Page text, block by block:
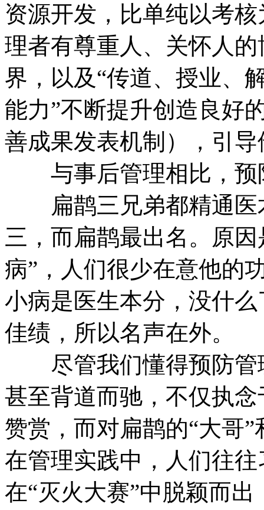
资源开发，比单纯以考
理者有尊重人、关怀人
界，以及“传道、授业、
能力”不断提升创造良好
善成果发表机制），引
与事后管理相比，预
扁鹊三兄弟都精通医
三，而扁鹊最出名。原
病”，人们很少在意他的
小病是医生本分，没什
佳绩，所以名声在外。
尽管我们懂得预防管
甚至背道而驰，不仅执
赞赏，而对扁鹊的“大哥
在管理实践中，人们往
在“灭火大赛”中脱颖而